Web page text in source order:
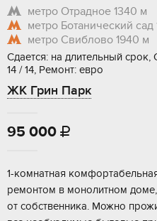
метро Отрадное 1340 м
метро Ботанический сад
метро Свиблово 1940 м
Сдается: на длительный
14 / 14, Ремонт: евро
ЖК Грин Парк
95 000 
1-комнатная
ремонтом в монолитном
от собственника. Можно